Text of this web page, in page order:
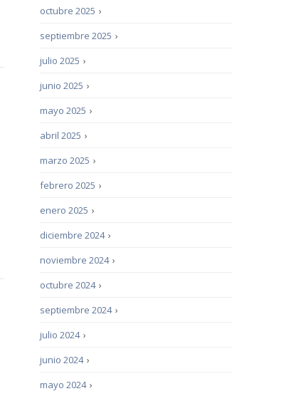
›
octubre 2025
›
septiembre 2025
›
julio 2025
›
junio 2025
›
mayo 2025
›
abril 2025
›
marzo 2025
›
febrero 2025
›
enero 2025
›
diciembre 2024
›
noviembre 2024
›
octubre 2024
›
septiembre 2024
›
julio 2024
›
junio 2024
›
mayo 2024